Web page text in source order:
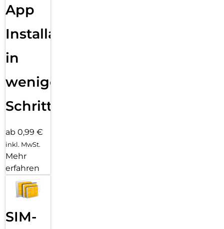
App
Installation
in
wenigen
Schritten
ab 0,99 €
inkl. MwSt.
Mehr
erfahren
SIM-